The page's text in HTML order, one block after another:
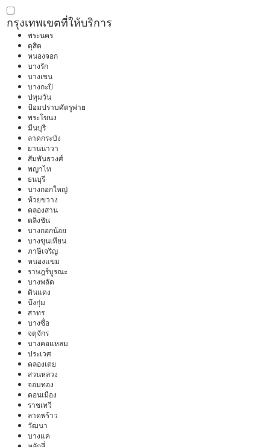
กรุงเทพเขตที่ให้บริการ
พระนคร
ดุสิต
หนองจอก
บางรัก
บางเขน
บางกะปิ
ปทุมวัน
ป้อมปราบศัตรูพ่าย
พระโขนง
มีนบุรี
ลาดกระบัง
ยานนาวา
สัมพันธวงศ์
พญาไท
ธนบุรี
บางกอกใหญ่
ห้วยขวาง
คลองสาน
ตลิ่งชัน
บางกอกน้อย
บางขุนเทียน
ภาษีเจริญ
หนองแขม
ราษฎร์บูรณะ
บางพลัด
ดินแดง
บึงกุ่ม
สาทร
บางซื่อ
จตุจักร
บางคอแหลม
ประเวศ
คลองเตย
สวนหลวง
จอมทอง
ดอนเมือง
ราชเทวี
ลาดพร้าว
วัฒนา
บางแค